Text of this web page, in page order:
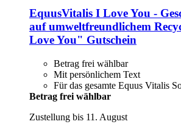
EquusVitalis I Love You -​
auf umweltfreundlichem
Love You" Gutschein
Betrag frei wählbar
Mit persönlichem Text
Für das gesamte Equus Vitalis
Betrag frei wählbar
Zustellung bis 11. August